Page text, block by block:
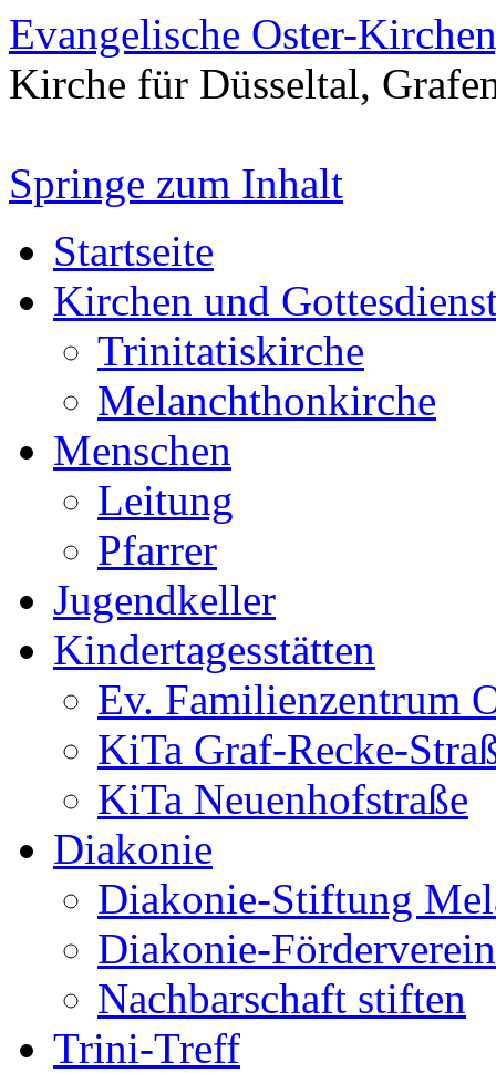
Evangelische Oster-
Kirche für Düsseltal,
Springe zum Inhalt
Startseite
Kirchen und
Trinitatiskirche
Melanchthonkirche
Menschen
Leitung
Pfarrer
Jugendkeller
Kindertagesstätten
Ev. Familienzentrum
KiTa Graf-Recke-
KiTa Neuenhofstraße
Diakonie
Diakonie-Stiftung
Diakonie-
Nachbarschaft stiften
Trini-Treff